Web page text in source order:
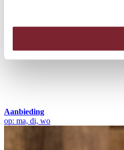
Aanbieding
op: ma, di, wo